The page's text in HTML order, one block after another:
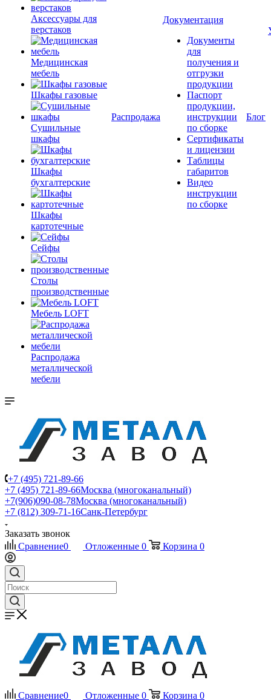
Аксессуары для
верстаков
Медицинская
мебель
Шкафы газовые
Сушильные
шкафы
Шкафы
бухгалтерские
Шкафы
картотечные
Сейфы
Столы
производственные
Мебель LOFT
Распродажа
металлической
мебели
Распродажа
Документация
Документы
для
получения и
отгрузки
продукции
Паспорт
продукции,
инструкции
по сборке
Сертификаты
и лицензии
Таблицы
габаритов
Видео
инструкции
по сборке
Блог
+7 (495) 721-89-66
+7 (495) 721-89-66Москва (многоканальный)
+7(906)090-08-78Москва (многоканальный)
+7 (812) 309-71-16Санк-Петербург
Заказать звонок
Сравнение0 Отложенные 0 Корзина 0
Сравнение0 Отложенные 0 Корзина 0